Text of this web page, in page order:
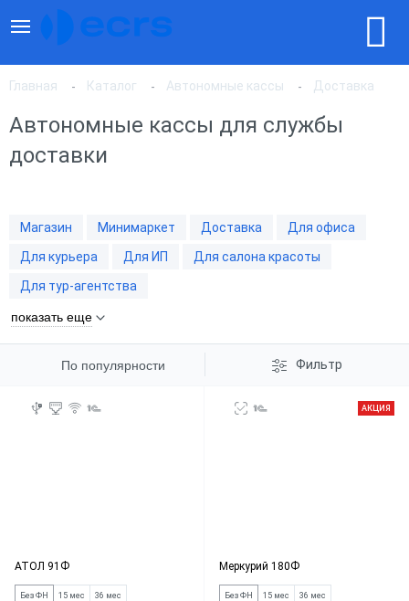
Главная Каталог Автономные кассы Доставка
Автономные кассы для службы
доставки
Магазин Минимаркет Доставка
Для офиса
Для курьера
Для ИП
Для салона красоты
Для тур-агентства
показать еще
По популярности Фильтр
По популярности
По цене, по убыванию
АТОЛ 91Ф
Без ФН 15 мес 36 мес
АКЦИЯ
Меркурий 180Ф
Без ФН 15 мес 36 мес